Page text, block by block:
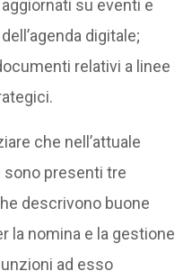
su eventi e
digitale;
relativi a linee
che nell’attuale
sono presenti tre
descrivono buone
la nomina e la gestione
ad esso